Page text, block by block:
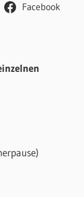
Facebook